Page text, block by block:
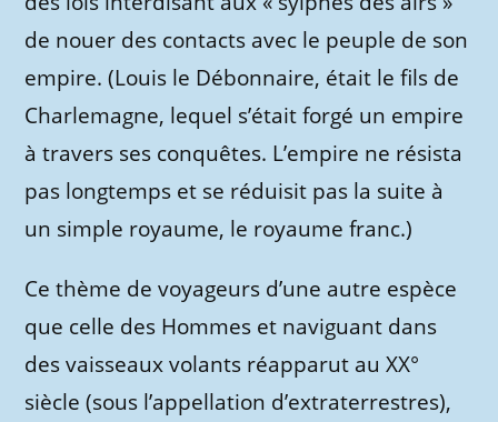
de nouer des contacts avec le peuple de son
empire. (Louis le Débonnaire, était le fils de
Charlemagne, lequel s’était forgé un empire
à travers ses conquêtes. L’empire ne résista
pas longtemps et se réduisit pas la suite à
un simple royaume, le royaume franc.)
Ce thème de voyageurs d’une autre espèce
que celle des Hommes et naviguant dans
des vaisseaux volants réapparut au XX°
siècle (sous l’appellation d’extraterrestres),